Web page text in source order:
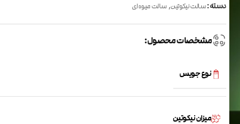
دسته:سالت نیکوتین, سالت میوه‌ای
مشخصات محصول:
نوع جویس
میزان نیکوتین